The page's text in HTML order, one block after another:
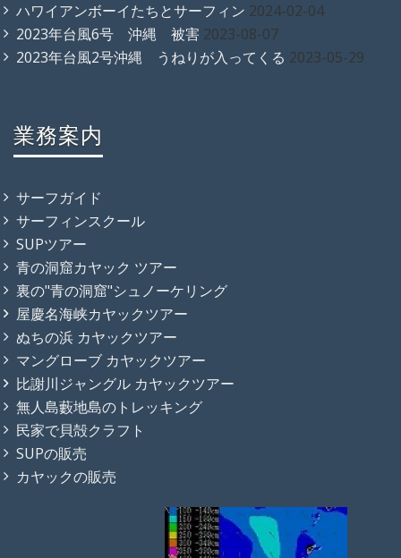
ハワイアンボーイたちとサーフィン 2024-02-04
2023年台風6号 沖縄 被害 2023-08-07
2023年台風2号沖縄 うねりが入ってくる 2023-05-29
業務案内
サーフガイド
サーフィンスクール
SUPツアー
青の洞窟カヤック ツアー
裏の"青の洞窟"シュノーケリング
屋慶名海峡カヤックツアー
ぬちの浜 カヤックツアー
マングローブ カヤックツアー
比謝川ジャングル カヤックツアー
無人島藪地島のトレッキング
民家で貝殻クラフト
SUPの販売
カヤックの販売